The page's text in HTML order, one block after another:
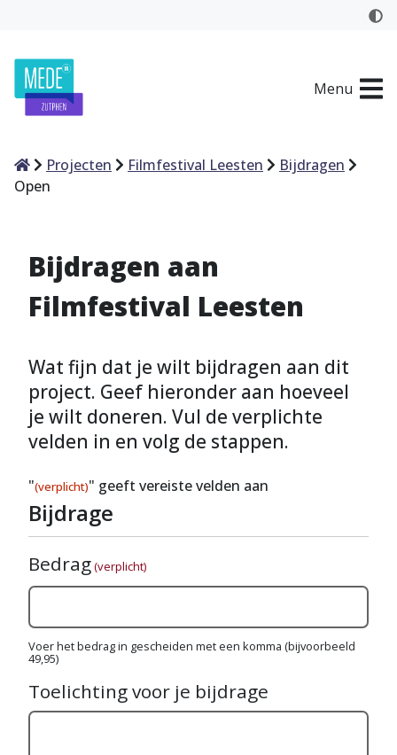
Menu
HomeProjecten Filmfestival Leesten
Bijdragen
Open
Bijdragen aan
Filmfestival Leesten
Wat fijn dat je wilt bijdragen aan dit
project. Geef hieronder aan hoeveel
je wilt doneren. Vul de verplichte
velden in en volg de stappen.
"(verplicht)" geeft vereiste velden aan
Bijdrage
Bedrag(verplicht)
Voer het bedrag in gescheiden met een komma (bijvoorbeeld
49,95)
Toelichting voor je bijdrage